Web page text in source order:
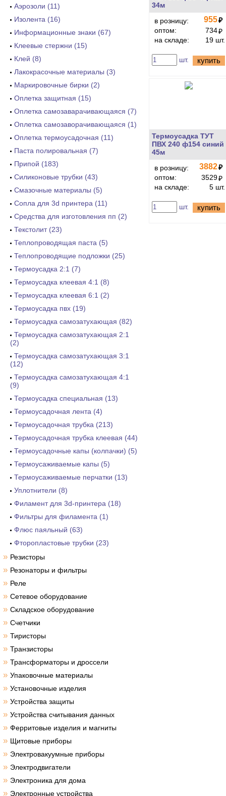
Аэрозоли (11)
Изолента (16)
Информационные знаки (67)
Клеевые стержни (15)
Клей (8)
Лакокрасочные материалы (3)
Маркировочные бирки (2)
Оплетка защитная (15)
Оплетка самозаварачивающаяся (7)
Оплетка самозаворачивающаяся (1)
Оплетка термоусадочная (11)
Паста полировальная (7)
Припой (183)
Силиконовые трубки (43)
Смазочные материалы (5)
Сопла для 3d принтера (11)
Средства для изготовления пп (2)
Текстолит (23)
Теплопроводящая паста (5)
Теплопроводящие подложки (25)
Термоусадка 2:1 (7)
Термоусадка клеевая 4:1 (8)
Термоусадка клеевая 6:1 (2)
Термоусадка пвх (19)
Термоусадка самозатухающая (82)
Термоусадка самозатухающая 2:1
(2)
Термоусадка самозатухающая 3:1
(12)
Термоусадка самозатухающая 4:1
(9)
Термоусадка специальная (13)
Термоусадочная лента (4)
Термоусадочная трубка (213)
Термоусадочная трубка клеевая (44)
Термоусадочные капы (колпачки) (5)
Термоусаживаемые капы (5)
Термоусаживаемые перчатки (13)
Уплотнители (8)
Филамент для 3d-принтера (18)
Фильтры для филамента (1)
Флюс паяльный (63)
Фторопластовые трубки (23)
» Резисторы
» Резонаторы и фильтры
» Реле
» Сетевое оборудование
» Складское оборудование
» Счетчики
» Тиристоры
» Транзисторы
» Трансформаторы и дроссели
» Упаковочные материалы
» Установочные изделия
» Устройства защиты
» Устройства считывания данных
» Ферритовые изделия и магниты
» Щитовые приборы
» Электровакуумные приборы
» Электродвигатели
» Электроника для дома
» Электронные устройства
34м
в розницу:
955₽
оптом:
734₽
на складе:
19 шт.
шт. купить
Термоусадка ТУТ
ПВХ 240 ф154 синий
45м
в розницу:
3882₽
оптом:
3529₽
на складе:
5 шт.
шт. купить